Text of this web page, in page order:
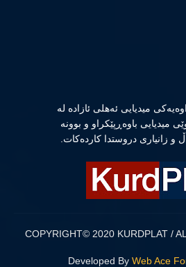
میدیایی ئەهلی ئازادە لە
میدیایی باوەڕپێكراو و بوونە
و زانیاری دروستدا كاردەكات.
COPYRIGHT© 2020 KURDPLAT /
Web Ace
Developed By